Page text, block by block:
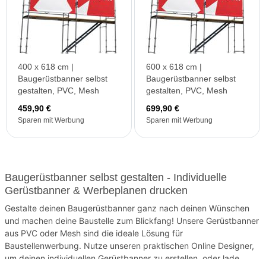
400 x 618 cm |
Baugerüstbanner selbst
gestalten, PVC, Mesh
459,90 €
Sparen mit Werbung
600 x 618 cm |
Baugerüstbanner selbst
gestalten, PVC, Mesh
699,90 €
Sparen mit Werbung
Baugerüstbanner selbst gestalten - Individuelle
Gerüstbanner & Werbeplanen drucken
Gestalte deinen Baugerüstbanner ganz nach deinen Wünschen
und machen deine Baustelle zum Blickfang! Unsere Gerüstbanner
aus PVC oder Mesh sind die ideale Lösung für
Baustellenwerbung. Nutze unseren praktischen Online Designer,